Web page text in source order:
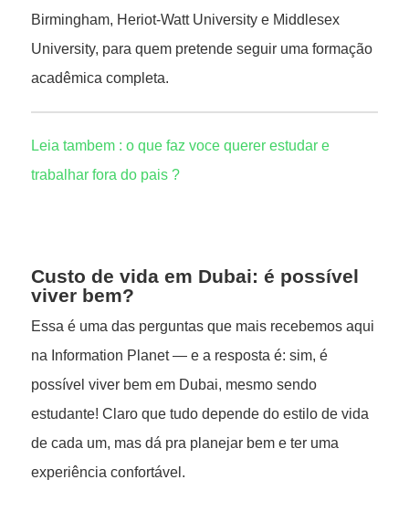
Birmingham, Heriot-Watt University e Middlesex
University, para quem pretende seguir uma formação
acadêmica completa.
Leia tambem : o que faz voce querer estudar e
trabalhar fora do pais ?
Custo de vida em Dubai: é possível
viver bem?
Essa é uma das perguntas que mais recebemos aqui
na Information Planet — e a resposta é: sim, é
possível viver bem em Dubai, mesmo sendo
estudante! Claro que tudo depende do estilo de vida
de cada um, mas dá pra planejar bem e ter uma
experiência confortável.